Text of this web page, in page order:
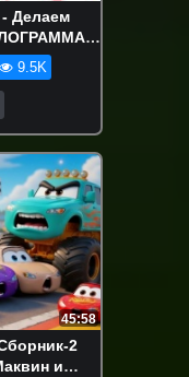
Делаем
/ Вики Шоу
9.5K
45:58
2
и